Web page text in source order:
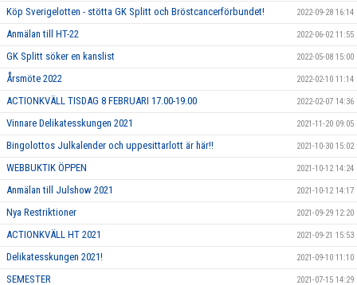
Köp Sverigelotten - stötta GK Splitt och Bröstcancerförbundet! 2022-09-28 16:14
Anmälan till HT-22 2022-06-02 11:55
GK Splitt söker en kanslist 2022-05-08 15:00
Årsmöte 2022 2022-02-10 11:14
ACTIONKVÄLL TISDAG 8 FEBRUARI 17.00-19.00 2022-02-07 14:36
Vinnare Delikatesskungen 2021 2021-11-20 09:05
Bingolottos Julkalender och uppesittarlott är här!! 2021-10-30 15:02
WEBBUKTIK ÖPPEN 2021-10-12 14:24
Anmälan till Julshow 2021 2021-10-12 14:17
Nya Restriktioner 2021-09-29 12:20
ACTIONKVÄLL HT 2021 2021-09-21 15:53
Delikatesskungen 2021! 2021-09-10 11:10
SEMESTER 2021-07-15 14:29